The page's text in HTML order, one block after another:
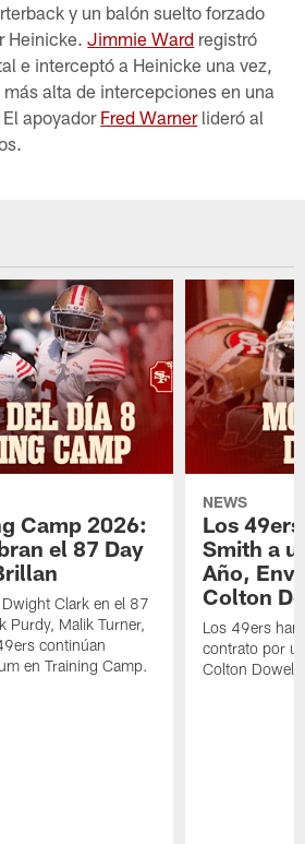
y un balón suelto forzado
Heinicke.Jimmie Ward registró
e interceptó a Heinicke una vez,
alta de intercepciones en una
apoyadorFred Warnerlideró al
Camp 2026:
el 87 Day
Clark en el 87
Purdy, Malik Turner,
continúan
en Training Camp.
NEWS
Los
Smith a
Año,
Colton
Los 49ers
contrato por
Colton Dowell.